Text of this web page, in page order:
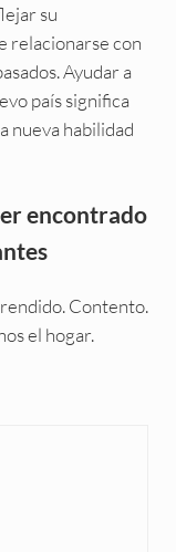
su
relacionarse con
Ayudar a
país significa
nueva habilidad
encontrado
Contento.
el hogar.